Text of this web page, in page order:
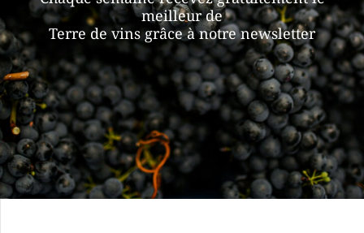
meilleur de
Terre de vins grâce à notre newsletter